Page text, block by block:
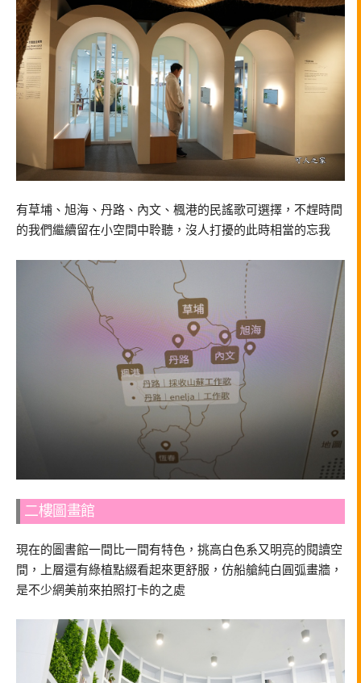
有草埔、旭海、丹路、內文、楓港的民謠歌可選擇，不趕時間
的我們繼續留在小空間中聆聽，沒人打擾的此時相當的忘我
二樓圖畫館
現在的圖書館一間比一間有特色，挑高白色系又明亮的閱讀空
間，上層還有綠植點綴看起來更舒服，仿船艙純白圓弧畫牆，
是不少網美前來拍照打卡的之處